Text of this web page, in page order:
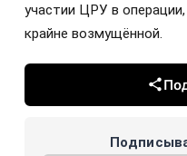
участии ЦРУ в
крайне возмущённой.